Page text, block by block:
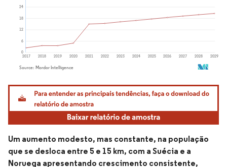
Imagem © Mordor Intelligence. O reuso requer atribuição conforme CC BY 4.0.
Um aumento modesto, mas constante, na população
que se desloca entre 5 e 15 km, com a Suécia e a
Noruega apresentando crescimento consistente,